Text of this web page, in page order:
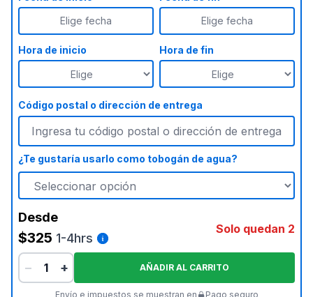
Elige fecha
Elige fecha
Hora de inicio Hora de fin
Código postal o dirección de entrega
¿Te gustaría usarlo como tobogán de agua?
Desde
$325 1-4hrs
Solo quedan 2
− + AÑADIR AL CARRITO
Envío e impuestos se muestran en Pago seguro